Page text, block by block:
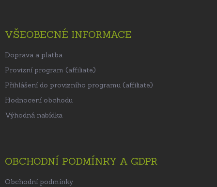
VŠEOBECNÉ INFORMACE
Doprava a platba
Provizní program (affiliate)
Přihlášení do provizního programu (affiliate)
Hodnocení obchodu
Výhodná nabídka
OBCHODNÍ PODMÍNKY A GDPR
Obchodní podmínky